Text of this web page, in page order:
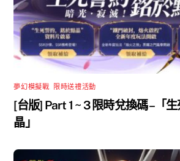
夢幻模擬戰 限時送禮活動
[台版] Part 1 ~ 3 限時兌換碼 –「
晶」